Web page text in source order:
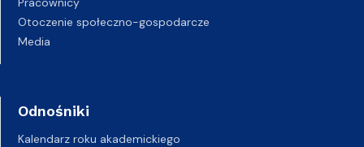
Otoczenie społeczno-gospodarcze
Media
Odnośniki
Kalendarz roku akademickiego